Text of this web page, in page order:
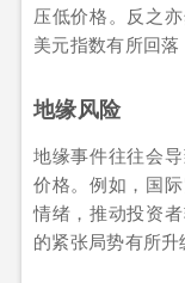
压低价格。反之
美元指数有所回落
地缘风险
地缘事件往往会
价格。例如，国
情绪，推动投资
的紧张局势有所升